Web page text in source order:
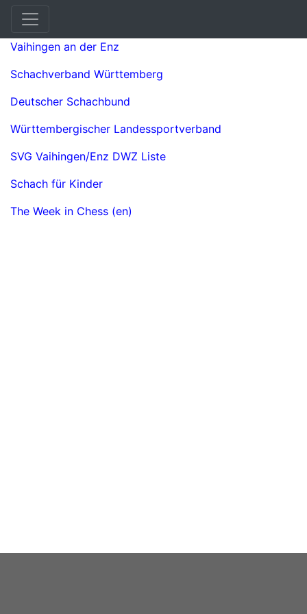
Links
Vaihingen an der Enz
Schachverband Württemberg
Deutscher Schachbund
Württembergischer Landessportverband
SVG Vaihingen/Enz DWZ Liste
Schach für Kinder
The Week in Chess (en)